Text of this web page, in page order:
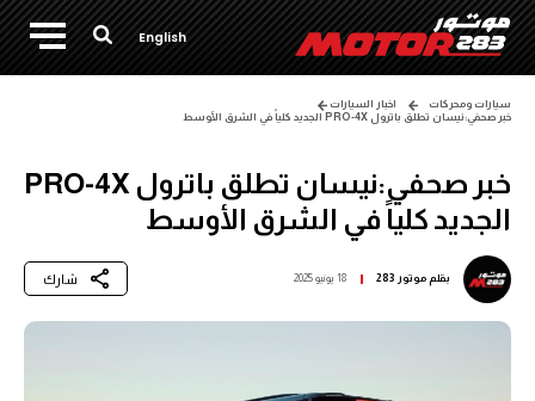
English
سيارات ومحركات
اخبار السيارات
خبر صحفي:نيسان تطلق باترول PRO-4X الجديد كلياً في الشرق الأوسط
خبر صحفي:نيسان تطلق باترول PRO-4X
الجديد كلياً في الشرق الأوسط
بقلمموتور 283 18 يونيو 2025 شارك